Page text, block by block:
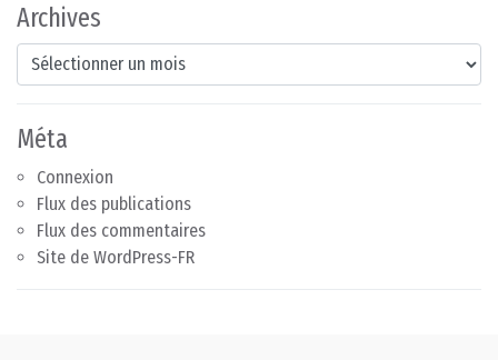
Archives
Archives
Méta
Connexion
Flux des publications
Flux des commentaires
Site de WordPress-FR